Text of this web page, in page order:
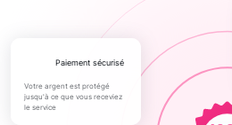
paiement sécurisé
Votre argent est protégé
jusqu'à ce que vous receviez
le service